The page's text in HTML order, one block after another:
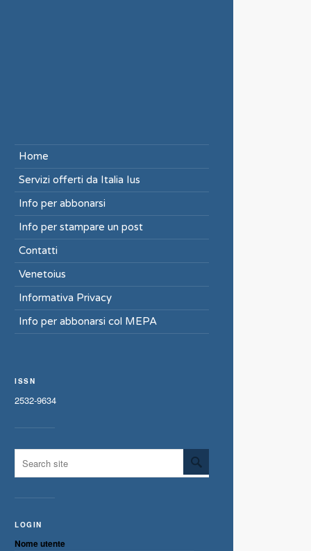
Home
Servizi offerti da Italia Ius
Info per abbonarsi
Info per stampare un post
Contatti
Venetoius
Informativa Privacy
Info per abbonarsi col MEPA
ISSN
2532-9634
LOGIN
Nome utente